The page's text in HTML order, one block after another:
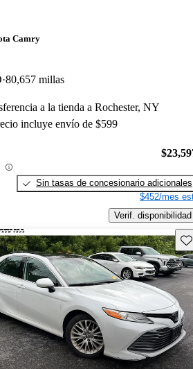
Camry
80,657 millas
a la tienda a Rochester, NY
incluye envío de $599
Sin tasas de concesionario adicionales
$452/mes
Verif. disponibilidad